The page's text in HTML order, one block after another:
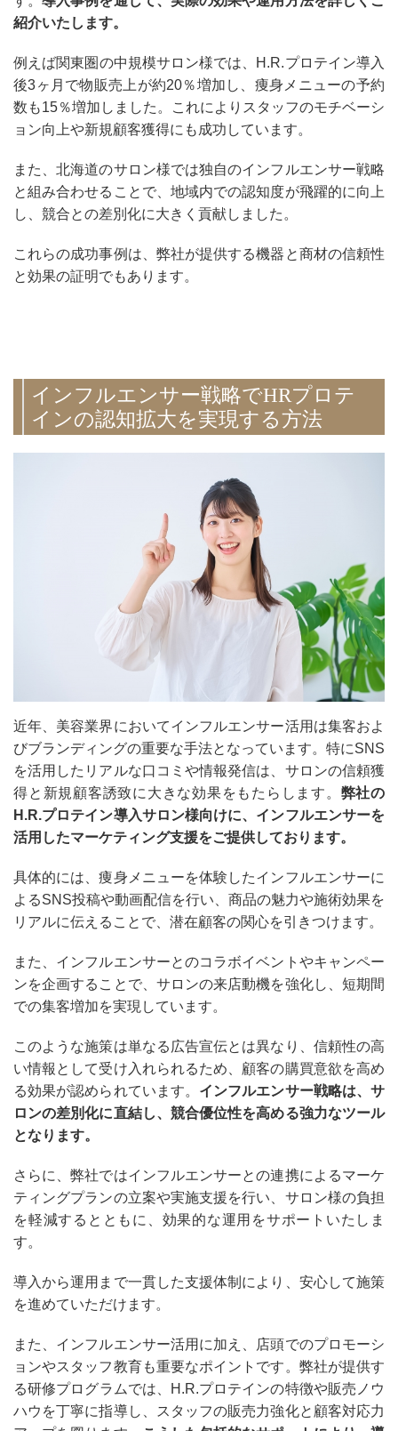
紹介いたします。
例えば関東圏の中規模サロン様では、H.R.プロテイン導入
後3ヶ月で物販売上が約20％増加し、痩身メニューの予約
数も15％増加しました。これによりスタッフのモチベーシ
ョン向上や新規顧客獲得にも成功しています。
また、北海道のサロン様では独自のインフルエンサー戦略
と組み合わせることで、地域内での認知度が飛躍的に向上
し、競合との差別化に大きく貢献しました。
これらの成功事例は、弊社が提供する機器と商材の信頼性
と効果の証明でもあります。
インフルエンサー戦略でHRプロテ
インの認知拡大を実現する方法
近年、美容業界においてインフルエンサー活用は集客およ
びブランディングの重要な手法となっています。特にSNS
を活用したリアルな口コミや情報発信は、サロンの信頼獲
得と新規顧客誘致に大きな効果をもたらします。 弊社の
H.R.プロテイン導入サロン様向けに、インフルエンサーを
活用したマーケティング支援をご提供しております。
具体的には、痩身メニューを体験したインフルエンサーに
よるSNS投稿や動画配信を行い、商品の魅力や施術効果を
リアルに伝えることで、潜在顧客の関心を引きつけます。
また、インフルエンサーとのコラボイベントやキャンペー
ンを企画することで、サロンの来店動機を強化し、短期間
での集客増加を実現しています。
このような施策は単なる広告宣伝とは異なり、信頼性の高
い情報として受け入れられるため、顧客の購買意欲を高め
る効果が認められています。 インフルエンサー戦略は、サ
ロンの差別化に直結し、競合優位性を高める強力なツール
となります。
さらに、弊社ではインフルエンサーとの連携によるマーケ
ティングプランの立案や実施支援を行い、サロン様の負担
を軽減するとともに、効果的な運用をサポートいたしま
す。
導入から運用まで一貫した支援体制により、安心して施策
を進めていただけます。
また、インフルエンサー活用に加え、店頭でのプロモーシ
ョンやスタッフ教育も重要なポイントです。弊社が提供す
る研修プログラムでは、H.R.プロテインの特徴や販売ノウ
ハウを丁寧に指導し、スタッフの販売力強化と顧客対応力